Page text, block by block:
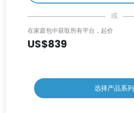
或
在家庭包中获取所有平台，起价
US$839
选择产品系列